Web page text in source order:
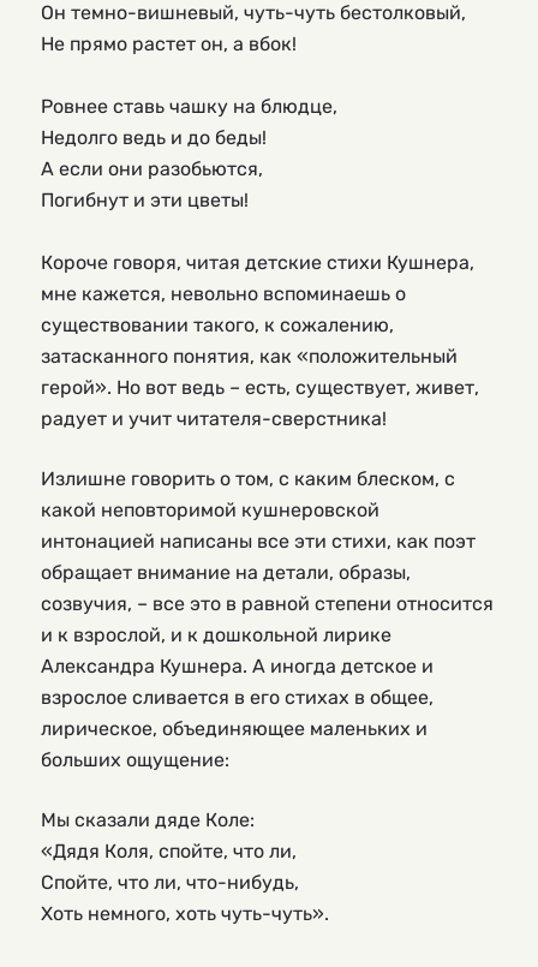
Он темно-вишневый, чуть-чуть бестолковый,
Не прямо растет он, а вбок!
Ровнее ставь чашку на блюдце,
Недолго ведь и до беды!
А если они разобьются,
Погибнут и эти цветы!
Короче говоря, читая детские стихи Кушнера,
мне кажется, невольно вспоминаешь о
существовании такого, к сожалению,
затасканного понятия, как «положительный
герой». Но вот ведь – есть, существует, живет,
радует и учит читателя-сверстника!
Излишне говорить о том, с каким блеском, с
какой неповторимой кушнеровской
интонацией написаны все эти стихи, как поэт
обращает внимание на детали, образы,
созвучия, – все это в равной степени относится
и к взрослой, и к дошкольной лирике
Александра Кушнера. А иногда детское и
взрослое сливается в его стихах в общее,
лирическое, объединяющее маленьких и
больших ощущение:
Мы сказали дяде Коле:
«Дядя Коля, спойте, что ли,
Спойте, что ли, что-нибудь,
Хоть немного, хоть чуть-чуть».